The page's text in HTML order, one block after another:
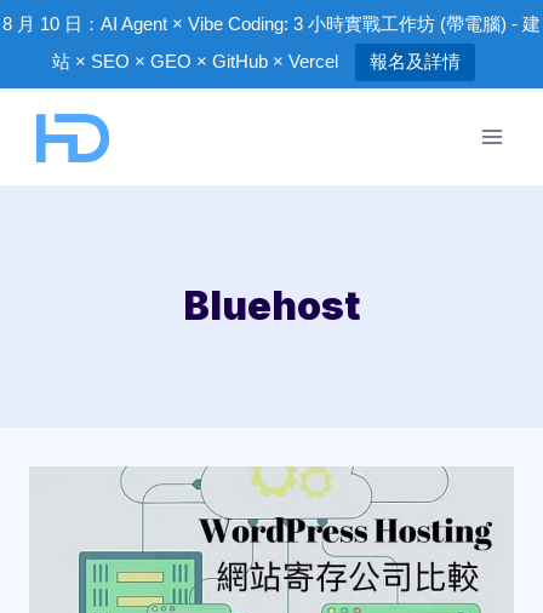
8 月 10 日：AI Agent × Vibe Coding: 3 小時實戰工作坊 (帶電腦) - 建
站 × SEO × GEO × GitHub × Vercel
報名及詳情
content
Bluehost